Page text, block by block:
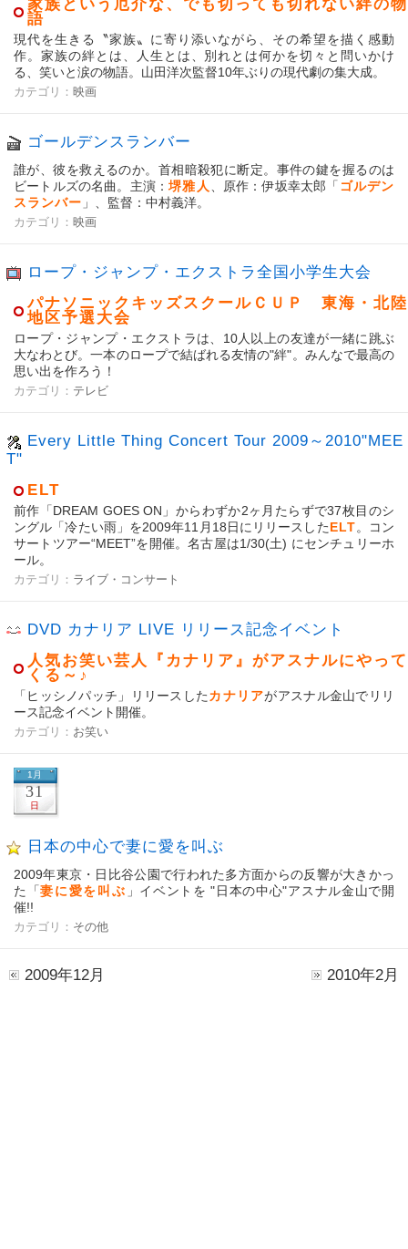
家族という厄介な、でも切っても切れない絆の物
語
現代を生きる〝家族〟に寄り添いながら、その希望を描く感動
作。家族の絆とは、人生とは、別れとは何かを切々と問いかけ
る、笑いと涙の物語。山田洋次監督10年ぶりの現代劇の集大成。
カテゴリ： 映画
ゴールデンスランバー
誰が、彼を救えるのか。首相暗殺犯に断定。事件の鍵を握るのは
ビートルズの名曲。主演：堺雅人 、原作：伊坂幸太郎「 ゴルデン
スランバー 」、監督：中村義洋。
カテゴリ： 映画
ロープ・ジャンプ・エクストラ全国小学生大会
パナソニックキッズスクールＣＵＰ 東海・北陸
地区予選大会
ロープ・ジャンプ・エクストラは、10人以上の友達が一緒に跳ぶ
大なわとび。一本のロープで結ばれる友情の"絆"。みんなで最高の
思い出を作ろう！
カテゴリ： テレビ
Every Little Thing Concert Tour 2009～2010"MEE
T"
ELT
前作「DREAM GOES ON」からわずか2ヶ月たらずで37枚目のシ
ングル「冷たい雨」を2009年11月18日にリリースしたELT。コン
サートツアー“MEET”を開催。名古屋は1/30(土) にセンチュリーホ
ール。
カテゴリ： ライブ・コンサート
DVD カナリア LIVE リリース記念イベント
人気お笑い芸人『カナリア』がアスナルにやって
くる～♪
「ヒッシノパッチ」リリースしたカナリアがアスナル金山でリリ
ース記念イベント開催。
カテゴリ： お笑い
1月
31
日
日本の中心で妻に愛を叫ぶ
2009年東京・日比谷公園で行われた多方面からの反響が大きかっ
た「妻に愛を叫ぶ 」イベントを "日本の中心"アスナル金山で開
催!!
カテゴリ： その他
2009年12月 2010年2月